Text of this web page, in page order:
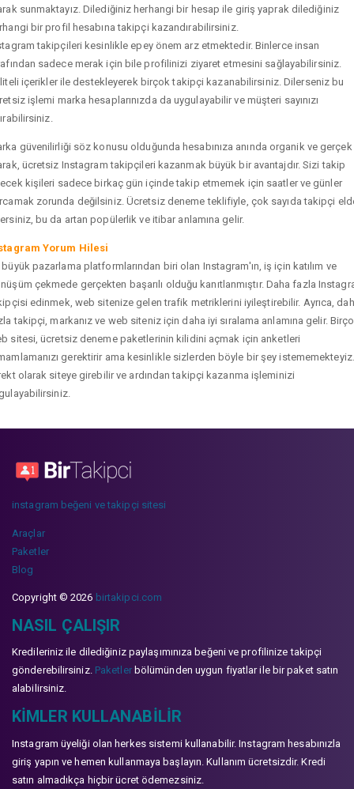
sunmaktayız. Dilediğiniz herhangi bir hesap ile giriş yaprak dilediğiniz
bir profil hesabına takipçi kazandırabilirsiniz.
takipçileri kesinlikle epey önem arz etmektedir. Binlerce insan
sadece merak için bile profilinizi ziyaret etmesini sağlayabilirsiniz.
içerikler ile destekleyerek birçok takipçi kazanabilirsiniz. Dilerseniz bu
işlemi marka hesaplarınızda da uygulayabilir ve müşteri sayınızı
güvenilirliği söz konusu olduğunda hesabınıza anında organik ve gerçek
ücretsiz Instagram takipçileri kazanmak büyük bir avantajdır. Sizi takip
kişileri sadece birkaç gün içinde takip etmemek için saatler ve günler
zorunda değilsiniz. Ücretsiz deneme teklifiyle, çok sayıda takipçi
bu da artan popülerlik ve itibar anlamına gelir.
Yorum Hilesi
büyük pazarlama platformlarından biri olan Instagram'ın, iş için katılım ve
çekmede gerçekten başarılı olduğu kanıtlanmıştır. Daha fazla
edinmek, web sitenize gelen trafik metriklerini iyileştirebilir. Ayrıca,
takipçi, markanız ve web siteniz için daha iyi sıralama anlamına gelir.
sitesi, ücretsiz deneme paketlerinin kilidini açmak için anketleri
gerektirir ama kesinlikle sizlerden böyle bir şey istememekteyiz.
olarak siteye girebilir ve ardından takipçi kazanma işleminizi
instagram beğeni ve takipçi sitesi
Araçlar
Paketler
Blog
Copyright © 2026 birtakipci.com
NASIL ÇALIŞIR
Kredileriniz ile dilediğiniz paylaşımınıza beğeni ve profilinize takipçi
gönderebilirsiniz. Paketlerbölümünden uygun fiyatlar ile bir paket satın
alabilirsiniz.
KIMLER KULLANABILIR
Instagram üyeliği olan herkes sistemi kullanabilir. Instagram hesabınızla
giriş yapın ve hemen kullanmaya başlayın. Kullanım ücretsizdir. Kredi
satın almadıkça hiçbir ücret ödemezsiniz.